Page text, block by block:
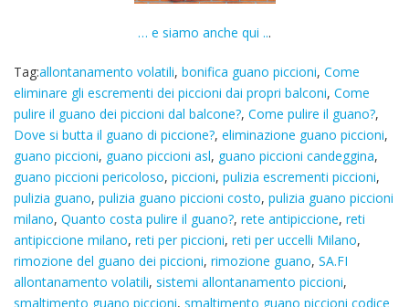
… e siamo anche qui ...
Tag:allontanamento volatili, bonifica guano piccioni, Come
eliminare gli escrementi dei piccioni dai propri balconi, Come
pulire il guano dei piccioni dal balcone?, Come pulire il guano?,
Dove si butta il guano di piccione?, eliminazione guano piccioni,
guano piccioni, guano piccioni asl, guano piccioni candeggina,
guano piccioni pericoloso, piccioni, pulizia escrementi piccioni,
pulizia guano, pulizia guano piccioni costo, pulizia guano piccioni
milano, Quanto costa pulire il guano?, rete antipiccione, reti
antipiccione milano, reti per piccioni, reti per uccelli Milano,
rimozione del guano dei piccioni, rimozione guano, SA.FI
allontanamento volatili, sistemi allontanamento piccioni,
smaltimento guano piccioni, smaltimento guano piccioni codice